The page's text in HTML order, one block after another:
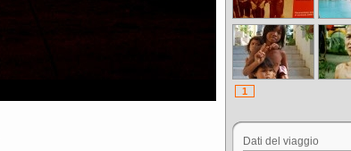
1
Dati del viaggio